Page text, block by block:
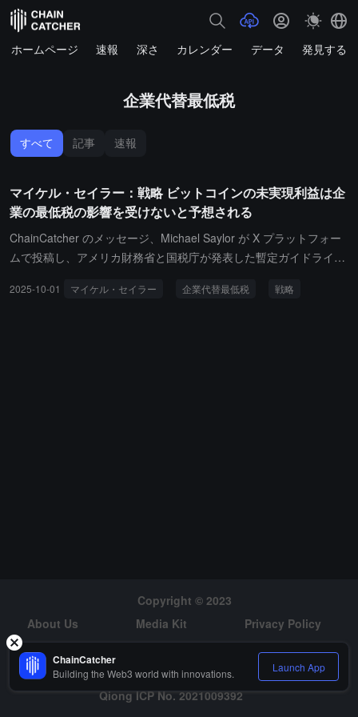
ホームページ 速報 深さ カレンダー データ 発見する
企業代替最低税
すべて 記事 速報
マイケル・セイラー：戦略 ビットコインの未実現利益は企
業の最低税の影響を受けないと予想される
ChainCatcher のメッセージ、Michael Saylor が X プラットフォー
ムで投稿し、アメリカ財務省と国税庁が発表した暫定ガイドライン
業代替最低税（CAMT）を課されることはないと予想しています。
2025-10-01 マイケル・セイラー 企業代替最低税 戦略
Copyright © 2023
About Us
Media Kit
Privacy Policy
Risk Warning
Hiring
Qiong ICP No. 2021009392
ChainCatcher
Building the Web3 world with innovations. Launch App